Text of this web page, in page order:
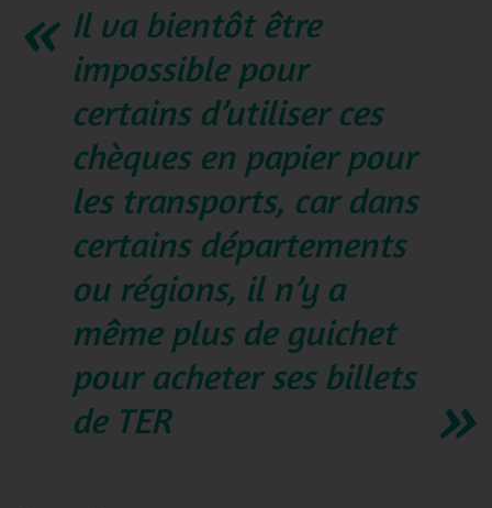
Il va bientôt être
impossible pour
certains d’utiliser ces
chèques en papier pour
les transports, car dans
certains départements
ou régions, il n’y a
même plus de guichet
pour acheter ses billets
de TER